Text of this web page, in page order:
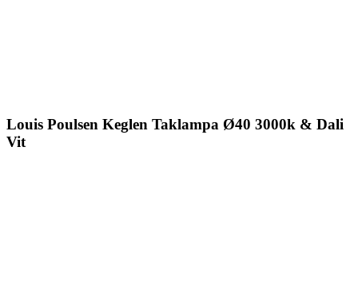
Louis Poulsen Keglen Taklampa Ø40 3000k & Dali
Vit